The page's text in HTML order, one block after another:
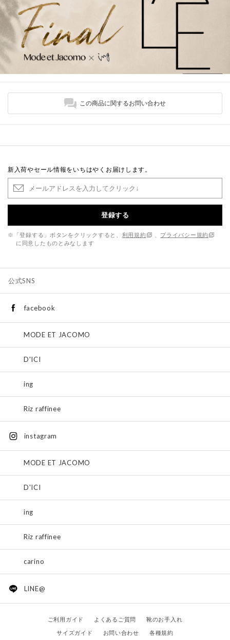
この商品に関するお問い合わせ
新入荷やセール情報をいちはやくお届けします。
登録する
※「登録する」ボタンをクリックすると、 利用規約
プライバシー規約
に同意したものとみなします
公式SNS
facebook
MODE ET JACOMO
D'ICI
ing
Riz raffinee
instagram
MODE ET JACOMO
D'ICI
ing
Riz raffinee
carino
LINE@
ご利用ガイド よくあるご質問
靴のお手入れ
サイズガイド
お問い合わせ 各種規約